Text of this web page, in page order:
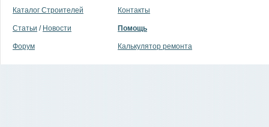
Каталог Строителей
Статьи / Новости
Форум
Контакты
Помощь
Калькулятор ремонта